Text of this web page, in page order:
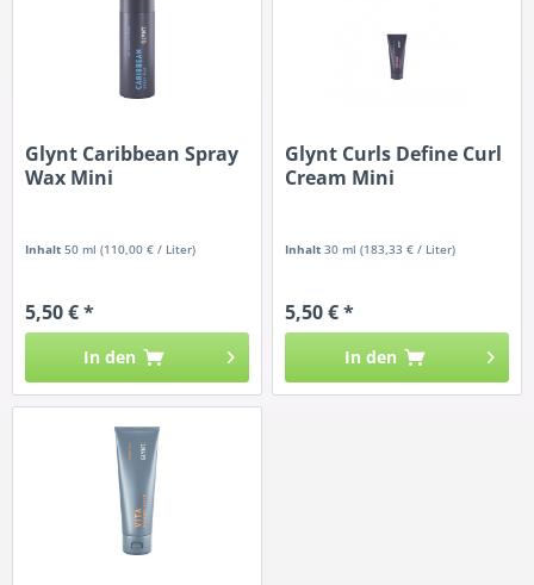
Glynt Caribbean Spray
Wax Mini
Inhalt50 ml(110,00 € / Liter)
5,50 € *
In den
Glynt Curls Define Curl
Cream Mini
Inhalt30 ml(183,33 € / Liter)
5,50 € *
In den